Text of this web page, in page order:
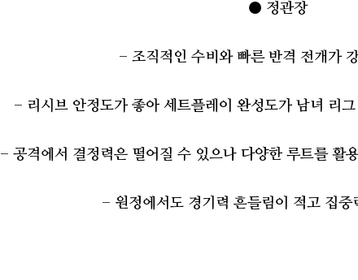
● 정관장
- 조직적인 수비와 빠른 반격 전개가
- 리시브 안정도가 좋아 세트플레이 완성도가 남녀 리
- 공격에서 결정력은 떨어질 수 있으나 다양한 루트를 활
- 원정에서도 경기력 흔들림이 적고 집중